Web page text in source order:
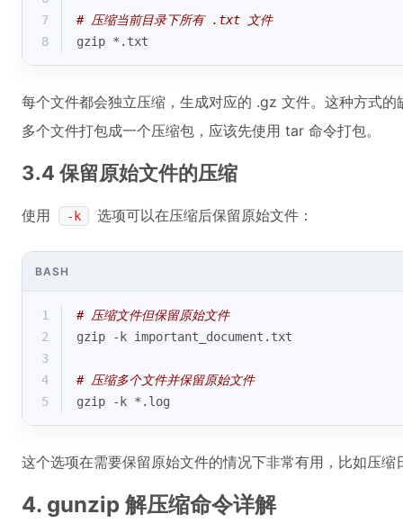
7
# 压缩当前目录下所有 .txt 文件
8
gzip *.txt
每个文件都会独立压缩，生成对应的 .gz 文件。这种方式
多个文件打包成一个压缩包，应该先使用 tar 命令打包。
3.4 保留原始文件的压缩
使用 -k 选项可以在压缩后保留原始文件：
BASH
1
# 压缩文件但保留原始文件
2
gzip -k important_document.txt
3
4
# 压缩多个文件并保留原始文件
5
gzip -k *. log
这个选项在需要保留原始文件的情况下非常有用，比如压
4. gunzip 解压缩命令详解